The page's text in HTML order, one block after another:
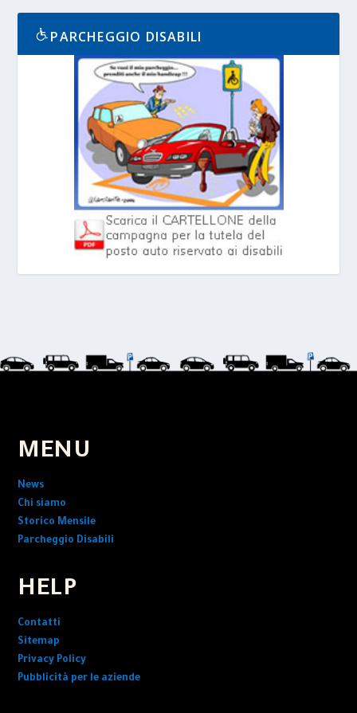
PARCHEGGIO DISABILI
MENU
News
Chi siamo
Storico Mensile
Parcheggio Disabili
HELP
Contatti
Sitemap
Privacy Policy
Pubblicità per le aziende